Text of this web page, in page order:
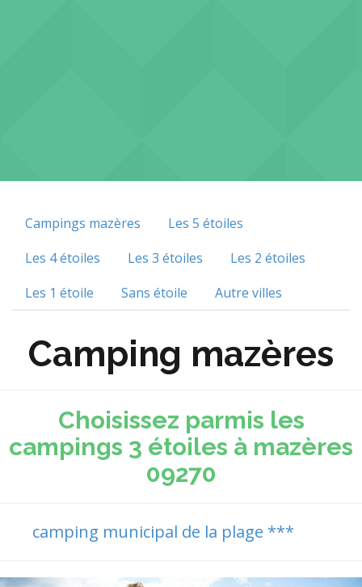
Campings mazères
Les 5 étoiles
Les 4 étoiles
Les 3 étoiles
Les 2 étoiles
Les 1 étoile
Sans étoile Autre villes
Camping mazères
Choisissez parmis les
campings 3 étoiles à mazères
09270
camping municipal de la plage ***